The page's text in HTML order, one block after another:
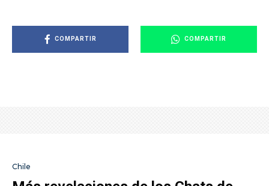
COMPARTIR COMPARTIR
Chile